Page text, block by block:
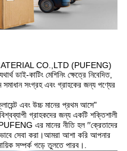
CO.,LTD (PUFENG)
ডাই-কাটিং মেশিনিং ক্ষেত্রে নিবেদিত,
সংগ্রহ এবং গ্রাহকের জন্য পণ্যের
এবং উচ্চ মানের প্রথম আসে"
গ্রাহকদের জন্য একটি শক্তিশালী
এর মানের নীতি হল ′′ক্রেতাদের
সেবা করা।আমরা আশা করি আপনার
সম্পর্ক গড়ে তুলতে পারব।.